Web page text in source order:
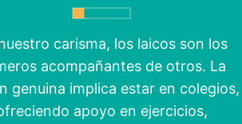
carisma, los laicos son los
acompañantes de otros. La
genuina implica estar en colegios,
apoyo en ejercicios,